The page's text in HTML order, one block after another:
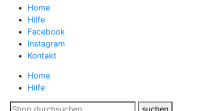
Home
Hilfe
Facebook
Instagram
Kontakt
Home
Hilfe
suchen